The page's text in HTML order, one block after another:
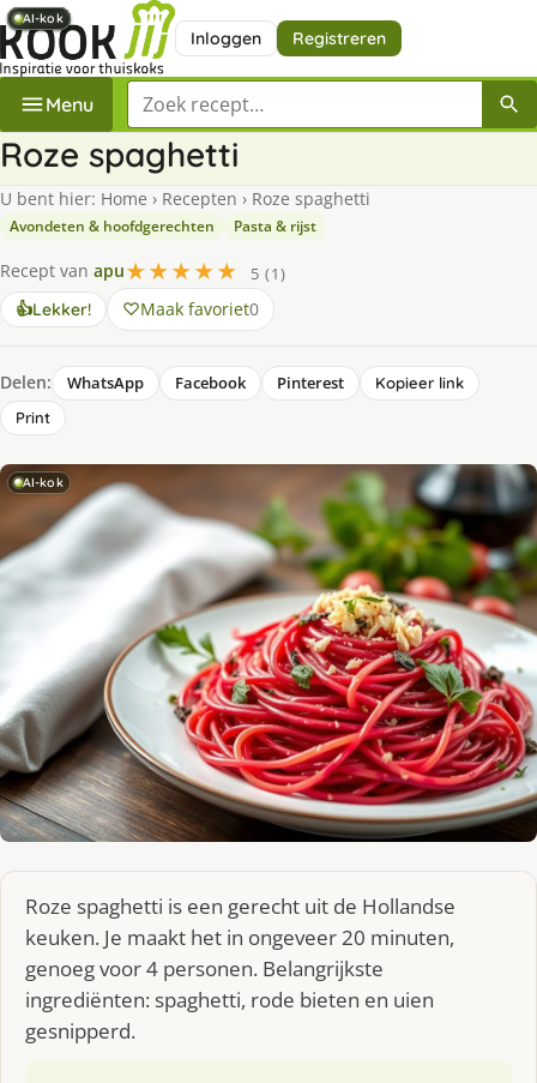
Inloggen Registreren
Menu Zoek een recept
Roze spaghetti
U bent hier: Home › Recepten › Roze spaghetti
Avondeten & hoofdgerechten Pasta & rijst
Recept van apu★★★★★
5 (1)
👍Lekker! Maak favoriet0
Delen: WhatsApp Facebook Pinterest
Kopieer link
Print
AI-kok
Roze spaghetti is een gerecht uit de Hollandse
keuken. Je maakt het in ongeveer 20 minuten,
genoeg voor 4 personen. Belangrijkste
ingrediënten: spaghetti, rode bieten en uien
gesnipperd.
AI-kok
AI-kok
AI-kok
AI-kok
AI-kok
AI-kok